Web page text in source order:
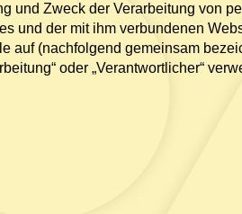
und Zweck der Verarbeitung von
und der mit ihm verbundenen
(nachfolgend gemeinsam
oder „Verantwortlicher“